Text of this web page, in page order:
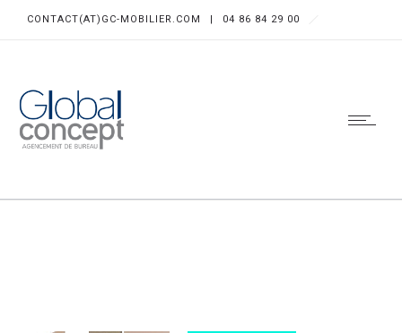
CONTACT(AT)GC-MOBILIER.COM | 04 86 84 29 00